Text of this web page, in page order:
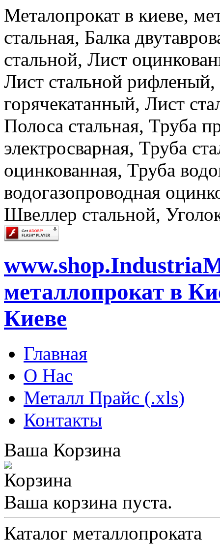
Металопрокат в киеве,
стальная, Балка
стальной, Лист
Лист стальной рифленый,
горячекатанный, Лист
Полоса стальная, Труба
электросварная, Труба
оцинкованная, Труба
водогазопроводная
Швеллер стальной,
металлопрокат в
Киеве
Главная
О Нас
Металл Прайс (.xls)
Контакты
Ваша Корзина
Ваша корзина пуста.
Каталог металлопроката